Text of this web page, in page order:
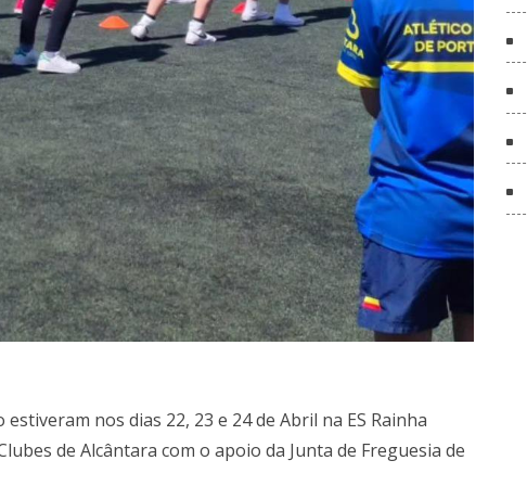
nos dias 22, 23 e 24 de Abril na ES Rainha
de Alcântara com o apoio da Junta de Freguesia de